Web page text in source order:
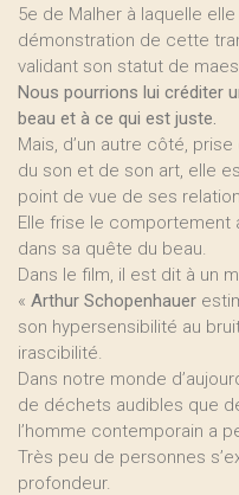
5e de Malher à laquelle
démonstration de cette
validant son statut de
Nous pourrions lui créditer
beau et à ce qui est juste.
Mais, d’un autre côté, prise
du son et de son art, elle
point de vue de ses
Elle frise le comportement
dans sa quête du beau.
Dans le film, il est dit à un
« Arthur Schopenhauer
son hypersensibilité au
irascibilité.
Dans notre monde
de déchets audibles que
l’homme contemporain a
Très peu de personnes
profondeur.